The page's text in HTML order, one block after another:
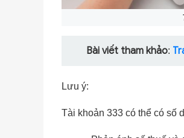
Bài viết tham khảo:
Lưu ý:
Tài khoản 333 có thể có số